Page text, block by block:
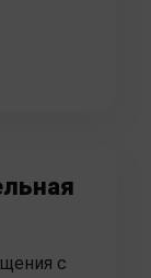
с